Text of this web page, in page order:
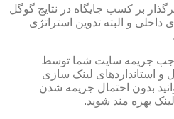
بر کسب جایگاه در نتایج گوگل
داخلی و البته تدوین استراتژی
جریمه سایت شما توسط
استانداردهای لینک سازی
بدون احتمال جریمه شدن
بهره مند شوید.